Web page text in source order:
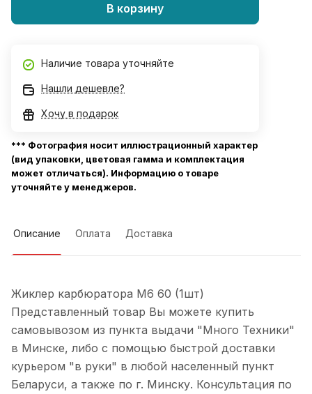
В корзину
Наличие товара уточняйте
Нашли дешевле?
Хочу в подарок
*** Фотография носит иллюстрационный характер
(вид упаковки, цветовая гамма и комплектация
может отличаться). Информацию о товаре
уточняйте у менеджеров.
Описание Оплата Доставка
Жиклер карбюратора М6 60 (1шт)
Представленный товар Вы можете купить
самовывозом из пункта выдачи "Много Техники"
в Минске, либо с помощью быстрой доставки
курьером "в руки" в любой населенный пункт
Беларуси, а также по г. Минску. Консультация по